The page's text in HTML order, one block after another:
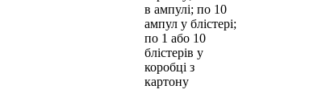
в ампулі; по 10
ампул у блістері;
по 1 або 10
блістерів у
коробці з
картону